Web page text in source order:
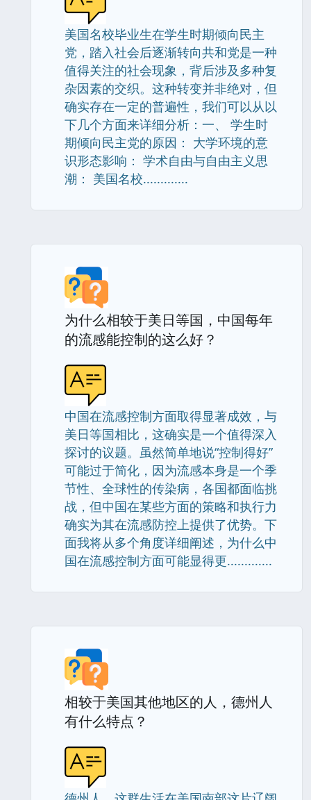
美国名校毕业生在学生时期倾向民主
党，踏入社会后逐渐转向共和党是一种
值得关注的社会现象，背后涉及多种复
杂因素的交织。这种转变并非绝对，但
确实存在一定的普遍性，我们可以从以
下几个方面来详细分析：一、 学生时
期倾向民主党的原因： 大学环境的意
识形态影响： 学术自由与自由主义思
潮： 美国名校.............
为什么相较于美日等国，中国每年
的流感能控制的这么好？
中国在流感控制方面取得显著成效，与
美日等国相比，这确实是一个值得深入
探讨的议题。虽然简单地说“控制得好”
可能过于简化，因为流感本身是一个季
节性、全球性的传染病，各国都面临挑
战，但中国在某些方面的策略和执行力
确实为其在流感防控上提供了优势。下
面我将从多个角度详细阐述，为什么中
国在流感控制方面可能显得更.............
相较于美国其他地区的人，德州人
有什么特点？